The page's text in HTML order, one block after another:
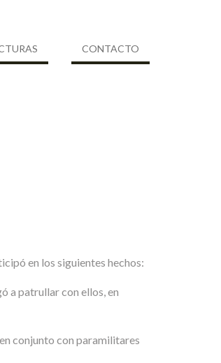
CONTACTO
en los siguientes hechos:
a patrullar con ellos, en
conjunto con paramilitares